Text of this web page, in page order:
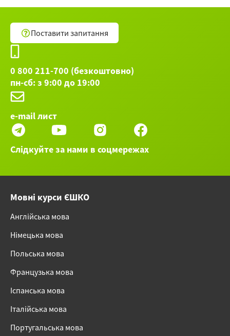
Массаж как метод телесно-
ориентированной терапии. Основные
Особенности ухода за проблемной
кожей лица
Остальные 45 вебинаров категории Красота и
Поставити запитання
0 800 211-700 (безкоштовно)
пн-сб: з 9:00 до 19:00
e-mail лист
Слідкуйте за нами в соцмережах
Мовні курси ЄШКО
Англійська мова
Німецька мова
Польська мова
Французька мова
Іспанська мова
Італійська мова
Португальська мова